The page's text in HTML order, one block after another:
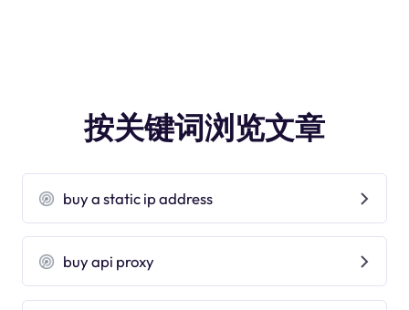
按关键词浏览文章
buy a static ip address
buy api proxy